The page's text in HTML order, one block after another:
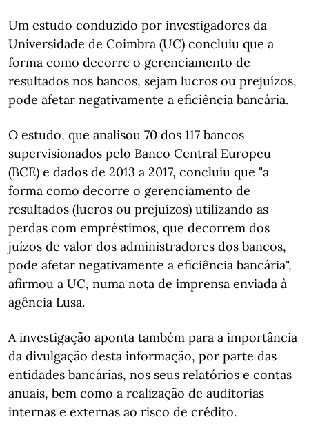
Um estudo conduzido por investigadores da
Universidade de Coimbra (UC) concluiu que a
forma como decorre o gerenciamento de
resultados nos bancos, sejam lucros ou prejuízos,
pode afetar negativamente a eficiência bancária.
O estudo, que analisou 70 dos 117 bancos
supervisionados pelo Banco Central Europeu
(BCE) e dados de 2013 a 2017, concluiu que "a
forma como decorre o gerenciamento de
resultados (lucros ou prejuízos) utilizando as
perdas com empréstimos, que decorrem dos
juízos de valor dos administradores dos bancos,
pode afetar negativamente a eficiência bancária",
afirmou a UC, numa nota de imprensa enviada à
agência Lusa.
A investigação aponta também para a importância
da divulgação desta informação, por parte das
entidades bancárias, nos seus relatórios e contas
anuais, bem como a realização de auditorias
internas e externas ao risco de crédito.